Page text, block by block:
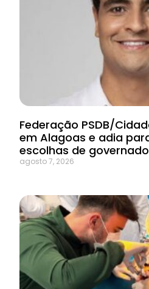
Federação PSDB/
em Alagoas e adia
escolhas de
agosto 7, 2026